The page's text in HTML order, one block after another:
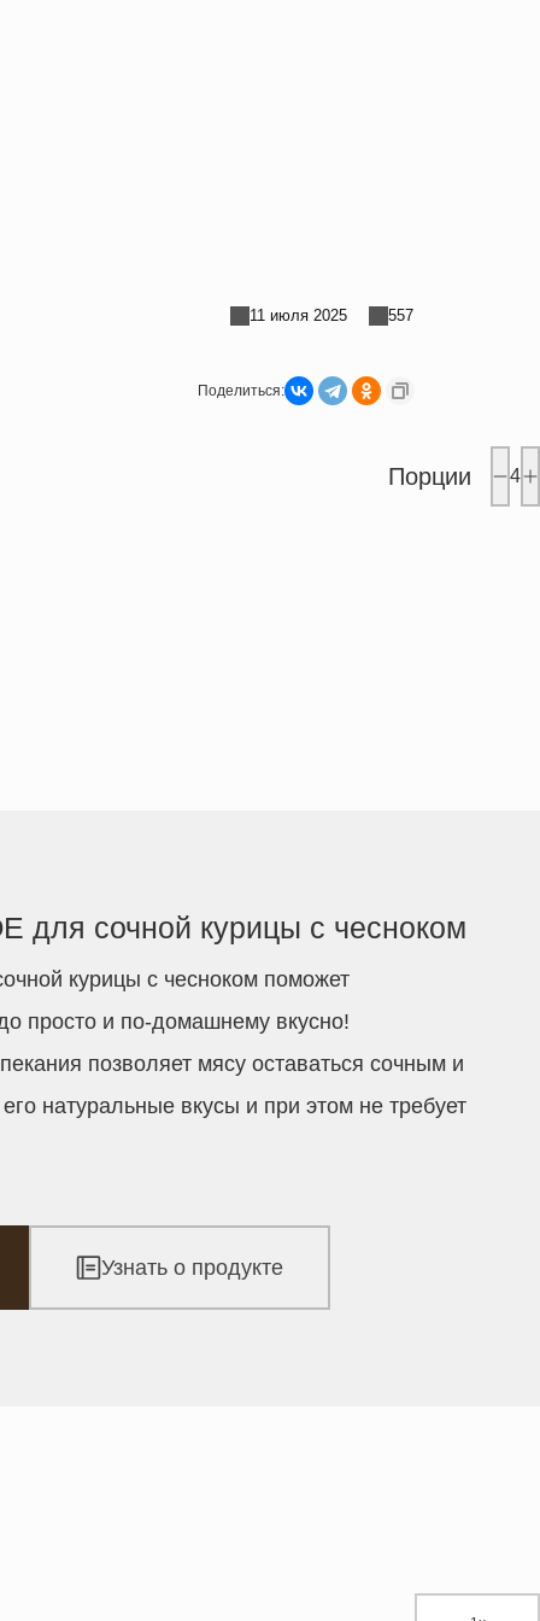
11 июля 2025 557
Поделиться:
Порции 4
сочной курицы с чесноком
курицы с чесноком поможет
просто и по-домашнему вкусно!
позволяет мясу оставаться сочным и
натуральные вкусы и при этом не требует
Узнать о продукте